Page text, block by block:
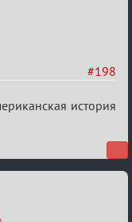
#198
история